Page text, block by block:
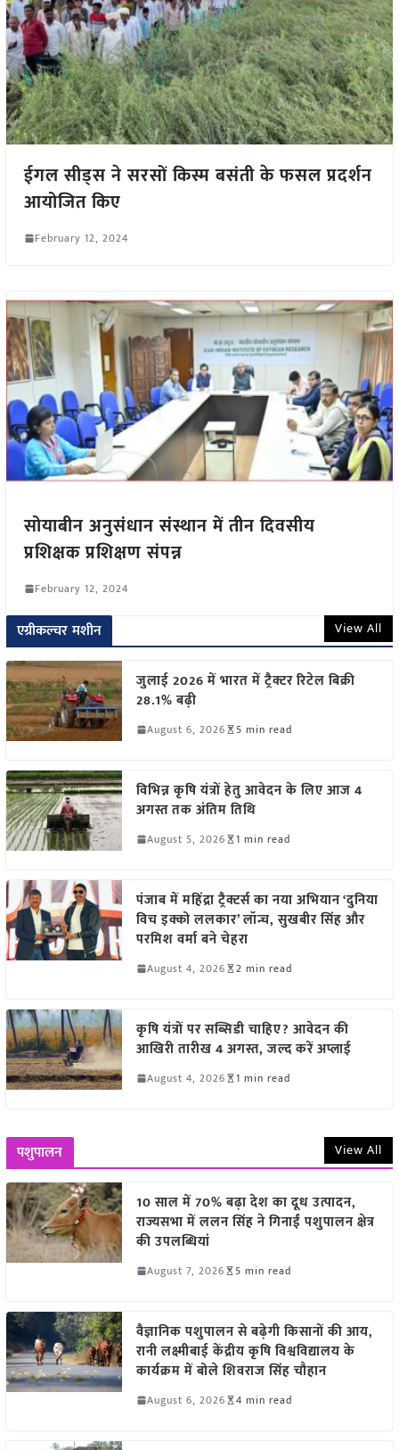
ईगल सीड्स ने सरसों किस्म बसंती के फसल प्रदर्शन
आयोजित किए
February 12, 2024
सोयाबीन अनुसंधान संस्थान में तीन दिवसीय
प्रशिक्षक प्रशिक्षण संपन्न
February 12, 2024
एग्रीकल्चर मशीन View All
जुलाई 2026 में भारत में ट्रैक्टर रिटेल बिक्री
28.1% बढ़ी
August 6, 2026 5 min read
विभिन्न कृषि यंत्रों हेतु आवेदन के लिए आज 4
अगस्त तक अंतिम तिथि
August 5, 2026 1 min read
पंजाब में महिंद्रा ट्रैक्टर्स का नया अभियान ‘दुनिया
विच इक्को ललकार’ लॉन्च, सुखबीर सिंह और
परमिश वर्मा बने चेहरा
August 4, 2026 2 min read
कृषि यंत्रों पर सब्सिडी चाहिए? आवेदन की
आखिरी तारीख 4 अगस्त, जल्द करें अप्लाई
August 4, 2026 1 min read
पशुपालन View All
10 साल में 70% बढ़ा देश का दूध उत्पादन,
राज्यसभा में ललन सिंह ने गिनाईं पशुपालन क्षेत्र
की उपलब्धियां
August 7, 2026 5 min read
वैज्ञानिक पशुपालन से बढ़ेगी किसानों की आय,
रानी लक्ष्मीबाई केंद्रीय कृषि विश्वविद्यालय के
कार्यक्रम में बोले शिवराज सिंह चौहान
August 6, 2026 4 min read